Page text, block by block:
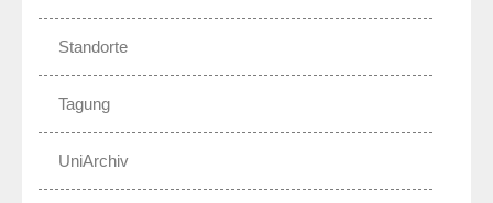
Standorte
Tagung
UniArchiv